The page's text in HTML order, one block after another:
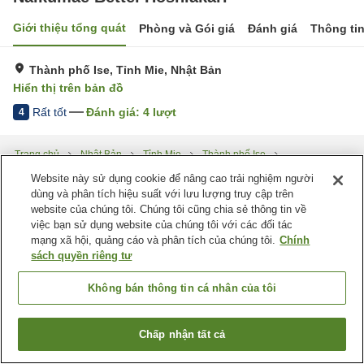
Giới thiệu tổng quát Phòng và Gói giá Đánh giá Thông
Thành phố Ise, Tỉnh Mie, Nhật Bản
Hiển thị trên bản đồ
4 Rất tốt Đánh giá: 4 lượt
Trang chủ Nhật Bản Tỉnh Mie
Thành phố Ise
Tìm phòng trống
Website này sử dụng cookie để nâng cao trải nghiệm người
dùng và phân tích hiệu suất với lưu lượng truy cập trên
website của chúng tôi. Chúng tôi cũng chia sẻ thông tin về
việc bạn sử dụng website của chúng tôi với các đối tác
mạng xã hội, quảng cáo và phân tích của chúng tôi. Chính
sách quyền riêng tư
Không bán thông tin cá nhân của tôi
Chấp nhận tất cả